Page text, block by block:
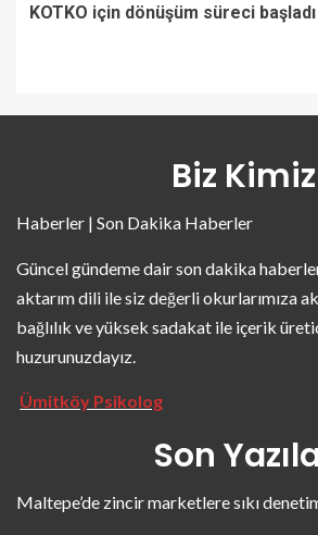
KOTKO için dönüşüm süreci başladı
Biz Kimiz
Haberler | Son Dakika Haberler
Güncel gündeme dair son dakika
aktarım dili ile siz değerli okurlarımıza
bağlılık ve yüksek sadakat ile içerik
huzurunuzdayız.
Ümitköy Psikolog
Son
Maltepe’de zincir marketlere sıkı